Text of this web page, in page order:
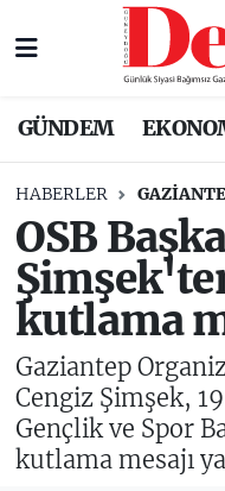
GÜNDEM
HABERLER
OSB
kutlama
Gaziantep
Cengiz Şimşek,
Gençlik ve Spor
kutlama mesajı
Nöbetçi
Trafik Durumu
Süper Lig
Tüm Manşetler
Son Dakika
Haber Arşivi